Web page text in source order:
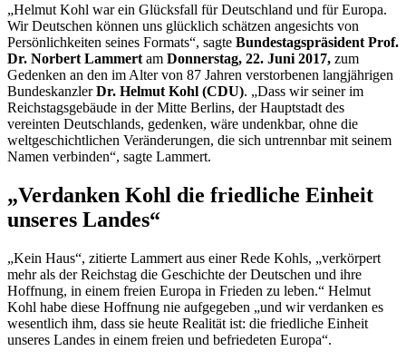
„Helmut Kohl war ein Glücksfall für Deutschland und für Europa.
Wir Deutschen können uns glücklich schätzen angesichts von
Persönlichkeiten seines Formats“, sagte Bundestagspräsident Prof.
Dr. Norbert Lammert am Donnerstag, 22. Juni 2017, zum
Gedenken an den im Alter von 87 Jahren verstorbenen langjährigen
Bundeskanzler Dr. Helmut Kohl (CDU). „Dass wir seiner im
Reichstagsgebäude in der Mitte Berlins, der Hauptstadt des
vereinten Deutschlands, gedenken, wäre undenkbar, ohne die
weltgeschichtlichen Veränderungen, die sich untrennbar mit seinem
Namen verbinden“, sagte Lammert.
„Verdanken Kohl die friedliche Einheit
unseres Landes“
„Kein Haus“, zitierte Lammert aus einer Rede Kohls, „verkörpert
mehr als der Reichstag die Geschichte der Deutschen und ihre
Hoffnung, in einem freien Europa in Frieden zu leben.“ Helmut
Kohl habe diese Hoffnung nie aufgegeben „und wir verdanken es
wesentlich ihm, dass sie heute Realität ist: die friedliche Einheit
unseres Landes in einem freien und befriedeten Europa“.